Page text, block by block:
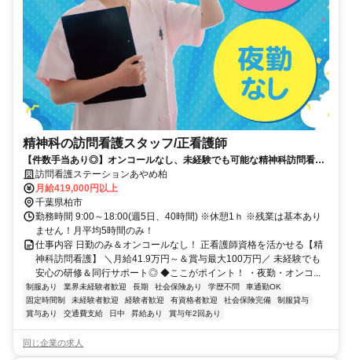
精神科の訪問看護スタッフ/正看護師
【件数手当あり◎】オンコールなし、未経験でも可能な精神科訪問看護
ステーション。正看護師募集
訪問看護ステーションあやめ柏
月給419,000円以上
千葉県柏市
勤務時間 9:00～18:00(週5日、40時間) ※休憩1ｈ ※残業は基本あり
ません！月平均5時間のみ！
仕事内容 日勤のみ＆オンコールなし！ 正看護師資格を活かせる【精
神科訪問看護】 ＼月給41.9万円～＆賞与最大100万円／ 未経験でも
安心の研修＆同行サポート◎ ◆ここがポイント！ ・夜勤・オンコ...
制服あり 業界未経験者歓迎 長期 社会保険あり 学歴不問
車通勤OK
固定時間制
未経験者歓迎 経験者歓迎 有資格者歓迎 社会保険完備
制服貸与
賞与あり
交通費支給 日中 昇給あり 賞与年2回あり
同じ企業の求人